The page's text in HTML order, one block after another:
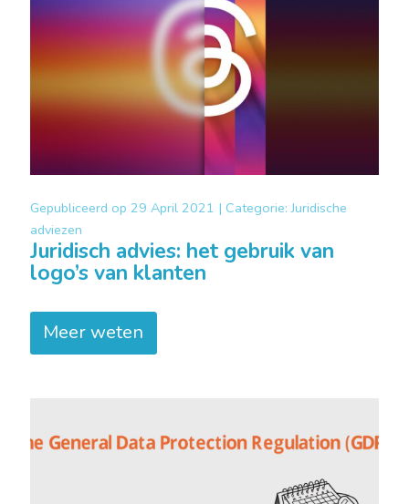
Gepubliceerd op 29 April 2021 | Categorie:Juridische
adviezen
Juridisch advies: het gebruik van
logo’s van klanten
Meer weten